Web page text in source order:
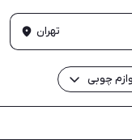
تهران
چوبی